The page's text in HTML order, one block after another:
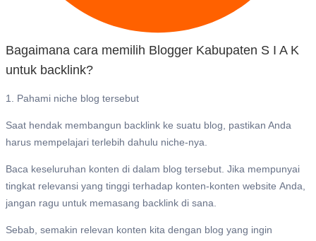
Bagaimana cara memilih Blogger Kabupaten S I A K
untuk backlink?
1. Pahami niche blog tersebut
Saat hendak membangun backlink ke suatu blog, pastikan Anda
harus mempelajari terlebih dahulu niche-nya.
Baca keseluruhan konten di dalam blog tersebut. Jika mempunyai
tingkat relevansi yang tinggi terhadap konten-konten website Anda,
jangan ragu untuk memasang backlink di sana.
Sebab, semakin relevan konten kita dengan blog yang ingin